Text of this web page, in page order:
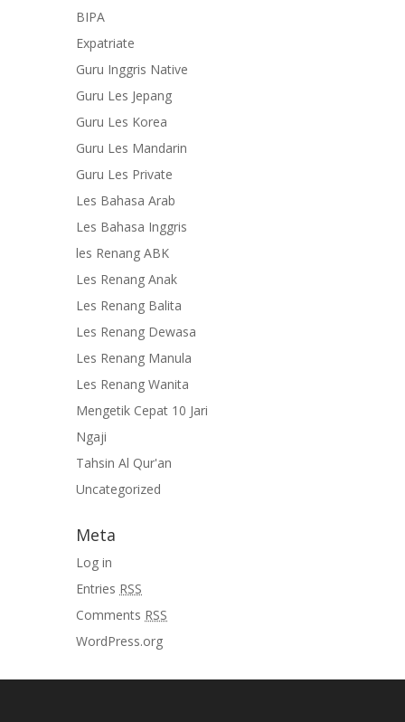
BIPA
Expatriate
Guru Inggris Native
Guru Les Jepang
Guru Les Korea
Guru Les Mandarin
Guru Les Private
Les Bahasa Arab
Les Bahasa Inggris
les Renang ABK
Les Renang Anak
Les Renang Balita
Les Renang Dewasa
Les Renang Manula
Les Renang Wanita
Mengetik Cepat 10 Jari
Ngaji
Tahsin Al Qur'an
Uncategorized
Meta
Log in
Entries RSS
Comments RSS
WordPress.org